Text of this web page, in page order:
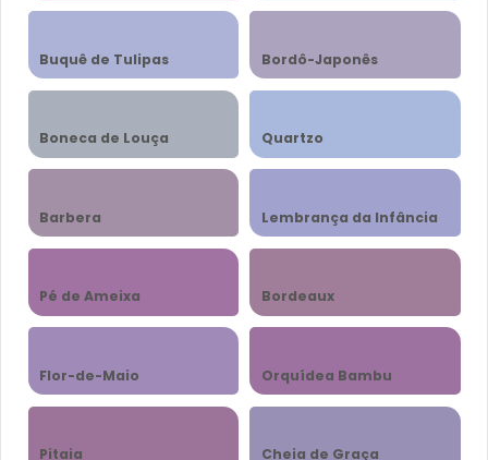
Buquê de Tulipas Bordô-Japonês
Boneca de Louça Quartzo
Barbera Lembrança da Infância
Pé de Ameixa Bordeaux
Flor-de-Maio Orquídea Bambu
Pitaia Cheia de Graça